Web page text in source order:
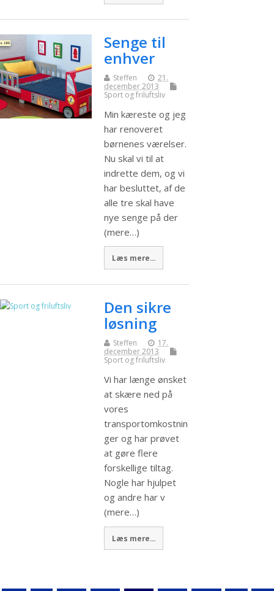
Senge til
enhver
Steffen
21.
december 2013
Sport og friluftsliv
Min kæreste og jeg
har renoveret
børnenes værelser.
Nu skal vi til at
indrette dem, og vi
har besluttet, af de
alle tre skal have
nye senge på der
(mere…)
Læs mere...
Den sikre
løsning
Steffen
17.
december 2013
Sport og friluftsliv
Vi har længe ønsket
at skære ned på
vores
transportomkostnin
ger og har prøvet
at gøre flere
forskellige tiltag.
Nogle har hjulpet
og andre har v
(mere…)
Læs mere...